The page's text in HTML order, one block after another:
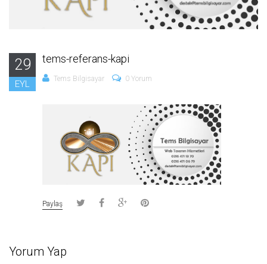
29
EYL
tems-referans-kapi
Tems Bilgisayar 0 Yorum
Paylaş
Yorum Yap